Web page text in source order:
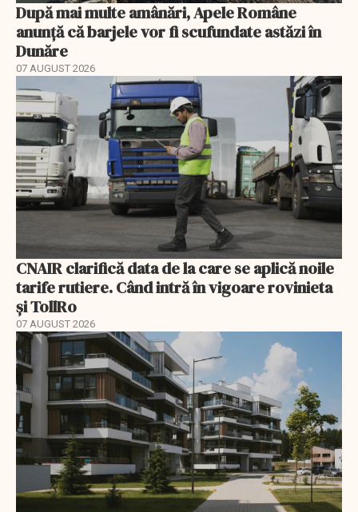
După mai multe amânări, Apele Române
anunță că barjele vor fi scufundate astăzi în
Dunăre
07 AUGUST 2026
CNAIR clarifică data de la care se aplică noile
tarife rutiere. Când intră în vigoare rovinieta
și TollRo
07 AUGUST 2026